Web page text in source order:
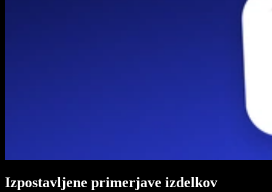
Izpostavljene primerjave izdelkov